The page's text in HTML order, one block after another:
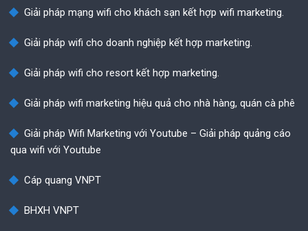
Giải pháp mạng wifi cho khách sạn kết hợp wifi marketing.
Giải pháp wifi cho doanh nghiệp kết hợp marketing.
Giải pháp wifi cho resort kết hợp marketing.
Giải pháp wifi marketing hiệu quả cho nhà hàng, quán cà phê
Giải pháp Wifi Marketing với Youtube – Giải pháp quảng cáo
qua wifi với Youtube
Cáp quang VNPT
BHXH VNPT